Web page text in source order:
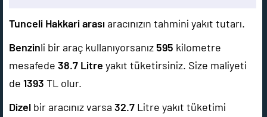
Tunceli Hakkari arasıaracınızın tahmini yakıt tutarı.
Benzinli bir araç kullanıyorsanız 595 kilometre
mesafede 38.7 Litre yakıt tüketirsiniz. Size maliyeti
de 1393 TL olur.
Dizel bir aracınız varsa 32.7 Litre yakıt tüketimi